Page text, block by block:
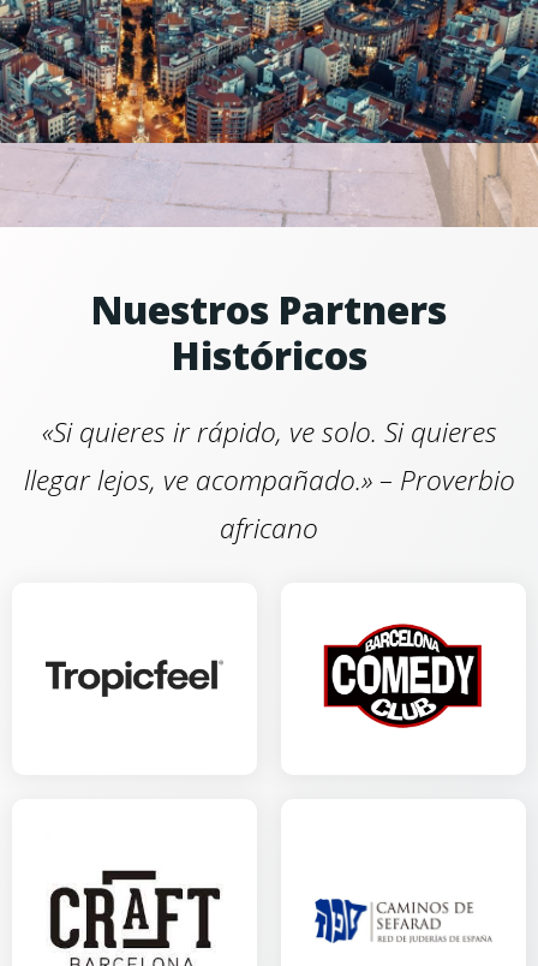
Nuestros Partners
Históricos
«Si quieres ir rápido, ve solo. Si quieres
llegar lejos, ve acompañado.» – Proverbio
africano